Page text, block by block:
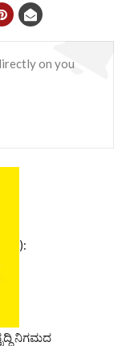
on you
):
ನಿಗಮದ